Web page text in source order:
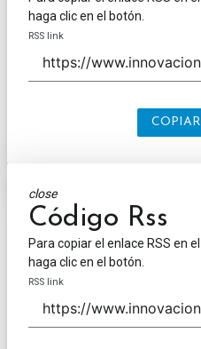
haga clic en el botón.
RSS link
close
Código Rss
Para copiar el enlace RSS en
haga clic en el botón.
RSS link